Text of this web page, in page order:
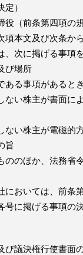
定）
（前条第四項の
項本文及び次条か
、次に掲げる事項
び場所
る事項があると
い株主が書面に
い株主が電磁的
旨
のほか、法務省
おいては、前条
号に掲げる事項の
び議決権行使書面